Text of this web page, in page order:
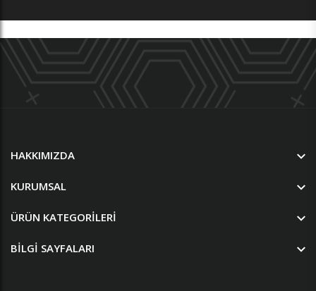
HAKKIMIZDA
KURUMSAL
ÜRÜN KATEGORILERI
BILGI SAYFALARI